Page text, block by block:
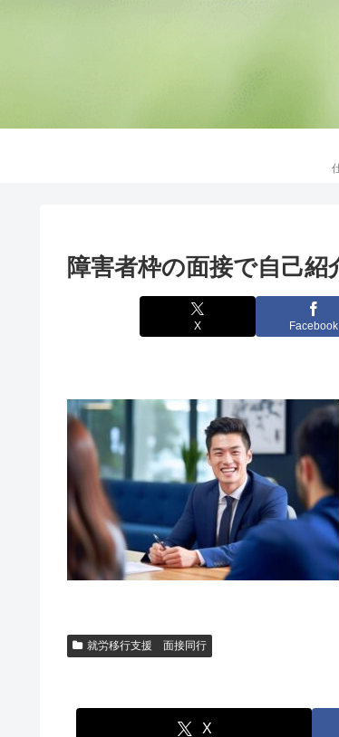
障害者枠の面接で自己紹
X Facebook
就労移行支援 面接同行
X